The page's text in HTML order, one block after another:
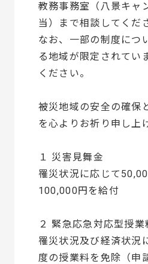
教務事務室（八景キャ
当）まで相談してくだ
なお、一部の制度につ
る地域が限定されてい
ください。
被災地域の安全の確保
を心よりお祈り申し上
１ 災害見舞金
罹災状況に応じて
100,000円を給付
２ 緊急応急対応型授業
罹災状況及び経済状況
度の授業料を免除（申